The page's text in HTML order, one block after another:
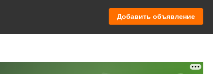
Добавить объявление